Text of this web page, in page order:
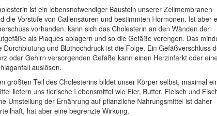
ist ein lebensnotwendiger Baustein unserer Zellmembranen
die Vorstufe von Gallensäuren und bestimmten Hormonen. Ist aber
vorhanden, kann sich das Cholesterin an den Wänden der
als Plaques ablagern und so die Gefäße verengen. Das
Durchblutung und Bluthochdruck ist die Folge. Ein Gefäßverschluss
oder Gehirn versorgenden Gefäße kann einen Herzinfarkt oder
auslösen.
größten Teil des Cholesterins bildet unser Körper selbst, maximal
liefern uns tierische Lebensmittel wie Eier, Butter, Fleisch und
Umstellung der Ernährung auf pflanzliche Nahrungsmittel ist daher
hat aber eine begrenzte Wirkung.